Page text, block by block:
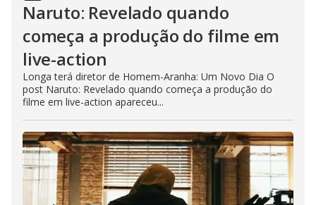
Naruto: Revelado quando
começa a produção do filme em
live-action
Longa terá diretor de Homem-Aranha: Um Novo Dia O
post Naruto: Revelado quando começa a produção do
filme em live-action apareceu...